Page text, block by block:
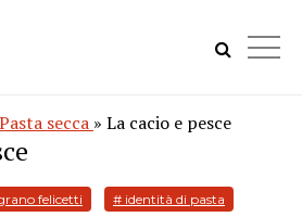
secca » La cacio e pesce
felicetti # identità di pasta